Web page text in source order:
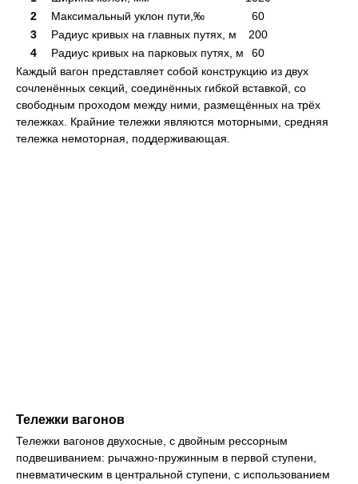
2
Максимальный уклон пути,‰
60
3
Радиус кривых на главных путях, м
200
4
Радиус кривых на парковых путях, м
60
Каждый вагон представляет собой конструкцию из двух
сочленённых секций, соединённых гибкой вставкой, со
свободным проходом между ними, размещённых на трёх
тележках. Крайние тележки являются моторными, средняя
тележка немоторная, поддерживающая.
Тележки вагонов
Тележки вагонов двухосные, с двойным рессорным
подвешиванием: рычажно-пружинным в первой ступени,
пневматическим в центральной ступени, с использованием